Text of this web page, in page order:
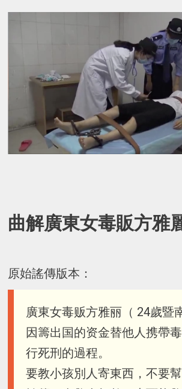
曲解廣東女毒販方雅
原始謠傳版本：
廣東女毒贩方雅丽（ 24歲暨
因籌出国的资金替他人携帶
行死刑的過程。
要教小孩別人寄東西，不要幫